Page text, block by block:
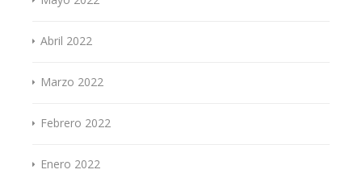
Abril 2022
Marzo 2022
Febrero 2022
Enero 2022